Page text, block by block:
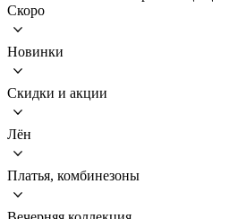
Скоро
Новинки
Скидки и акции
Лён
Платья, комбинезоны